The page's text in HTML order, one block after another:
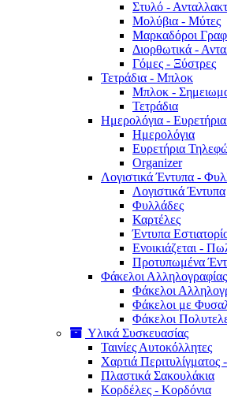
Στυλό -
Μολύβια - Μύτες
Μαρκαδόροι
Διορθωτικά -
Γόμες - Ξύστρες
Τετράδια - Μπλοκ
Μπλοκ -
Τετράδια
Ημερολόγια -
Ημερολόγια
Ευρετήρια
Organizer
Λογιστικά Έντυπα -
Λογιστικά Έντυπα
Φυλλάδες
Καρτέλες
Έντυπα
Ενοικιάζεται -
Προτυπωμένα
Φάκελοι
Φάκελοι
Φάκελοι με
Φάκελοι
Υλικά Συσκευασίας
Ταινίες Αυτοκόλλητες
Χαρτιά
Πλαστικά Σακουλάκια
Kορδέλες - Κορδόνια